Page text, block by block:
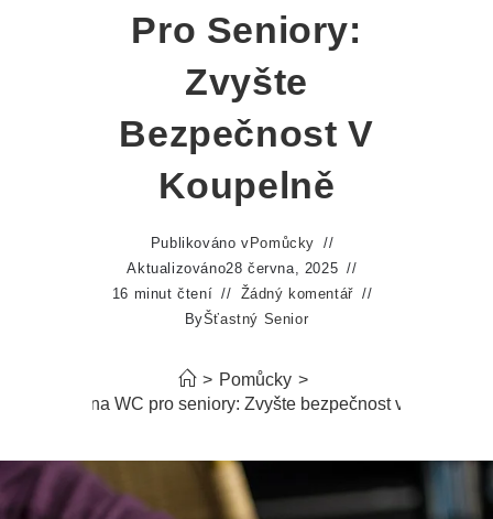
Pro Seniory:
Zvyšte
Bezpečnost V
Koupelně
Publikováno v Pomůcky
Aktualizováno28 června, 2025
16 minut čtení
Žádný komentář
ByŠťastný Senior
> Pomůcky >
Nástavec na WC pro seniory: Zvyšte bezpečnost v koupelně